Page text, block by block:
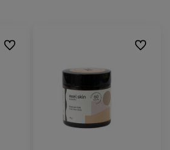
Do ulubionych Do